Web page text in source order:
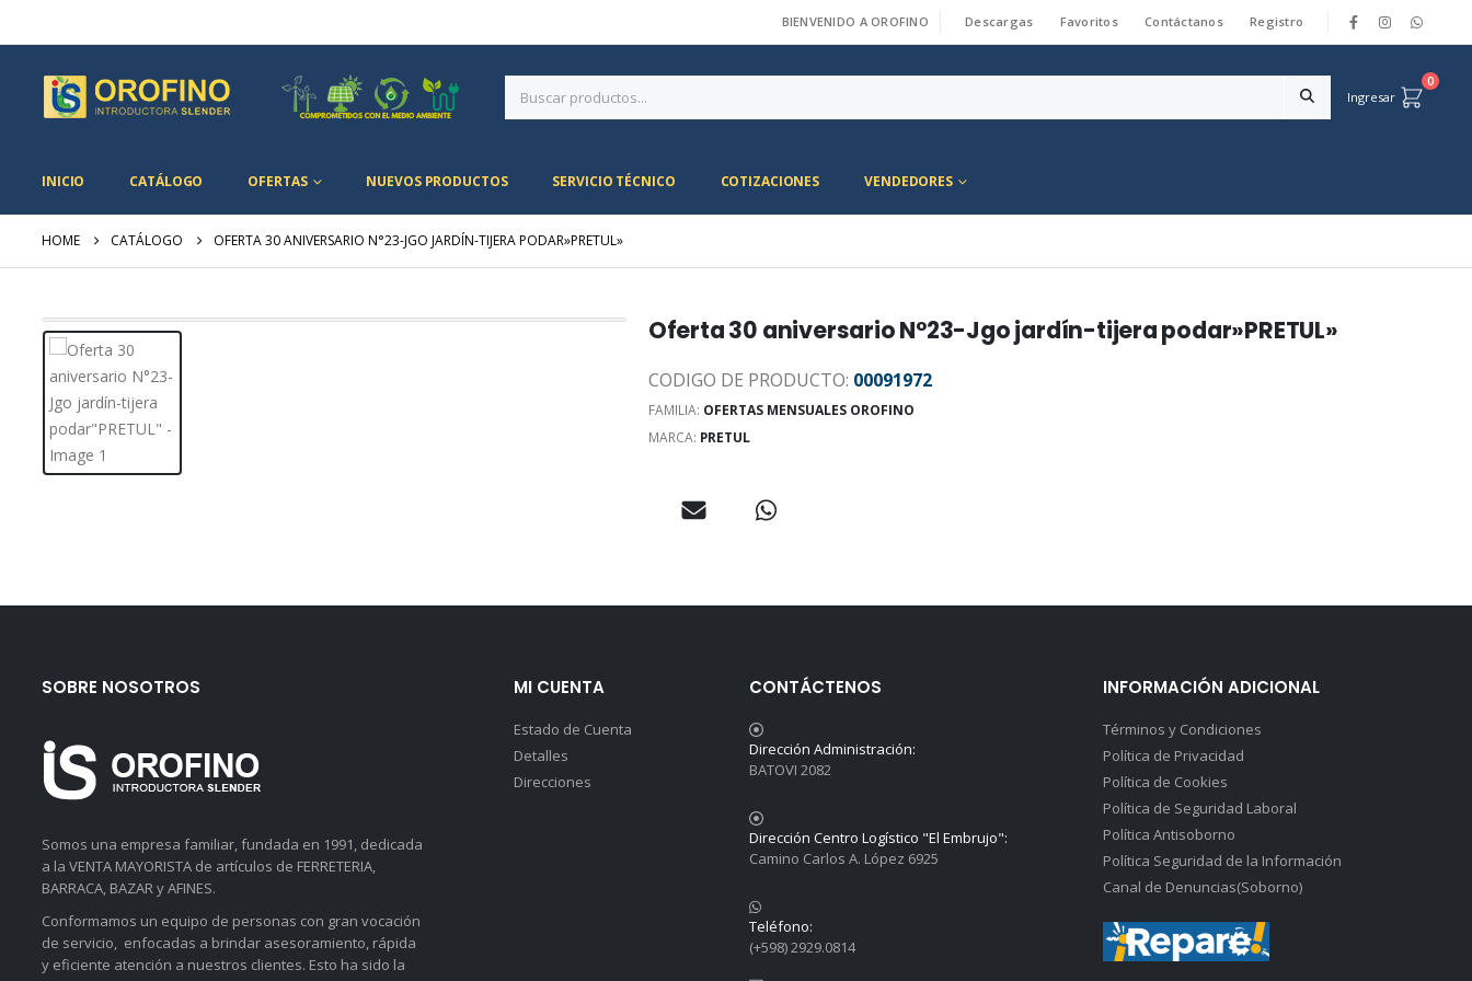
BIENVENIDO A OROFINO Descargas Favoritos Contáctanos Registro
Ingresar
0
INICIO CATÁLOGO OFERTAS NUEVOS PRODUCTOS SERVICIO TÉCNICO COTIZACIONES VENDEDORES
HOME CATÁLOGO OFERTA 30 ANIVERSARIO N°23-JGO JARDÍN-TIJERA PODAR»PRETUL»
Oferta 30 aniversario N°23-Jgo jardín-tijera podar»PRETUL»
CODIGO DE PRODUCTO: 00091972
FAMILIA: OFERTAS MENSUALES OROFINO
MARCA: PRETUL
SOBRE NOSOTROS
Somos una empresa familiar, fundada en 1991, dedicada
a la VENTA MAYORISTA de artículos de FERRETERIA,
BARRACA, BAZAR y AFINES.
Conformamos un equipo de personas con gran vocación
de servicio, enfocadas a brindar asesoramiento, rápida
y eficiente atención a nuestros clientes. Esto ha sido la
MI CUENTA
Estado de Cuenta
Detalles
Direcciones
CONTÁCTENOS
Dirección Administración:
BATOVI 2082
Dirección Centro Logístico "El Embrujo":
Camino Carlos A. López 6925
Teléfono:
(+598) 2929.0814
INFORMACIÓN ADICIONAL
Términos y Condiciones
Política de Privacidad
Política de Cookies
Política de Seguridad Laboral
Política Antisoborno
Política Seguridad de la Información
Canal de Denuncias(Soborno)